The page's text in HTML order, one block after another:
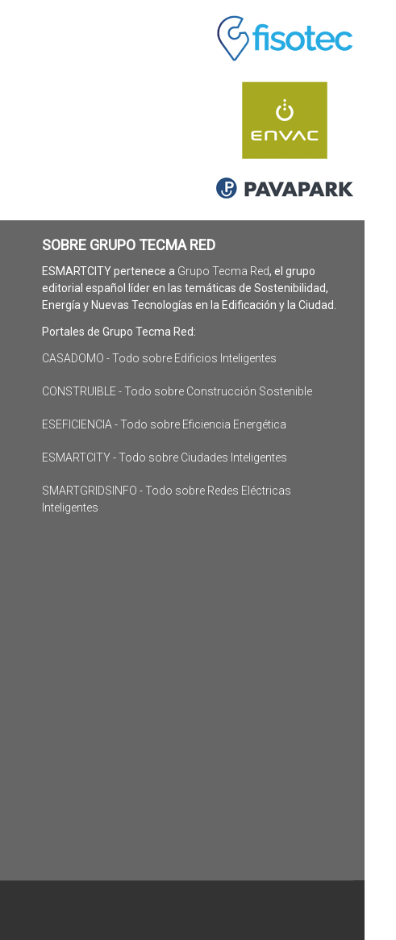
SOBRE GRUPO TECMA RED
ESMARTCITY pertenece a Grupo Tecma Red, el grupo
editorial español líder en las temáticas de Sostenibilidad,
Energía y Nuevas Tecnologías en la Edificación y la Ciudad.
Portales de Grupo Tecma Red:
CASADOMO - Todo sobre Edificios Inteligentes
CONSTRUIBLE - Todo sobre Construcción Sostenible
ESEFICIENCIA - Todo sobre Eficiencia Energética
ESMARTCITY - Todo sobre Ciudades Inteligentes
SMARTGRIDSINFO - Todo sobre Redes Eléctricas
Inteligentes